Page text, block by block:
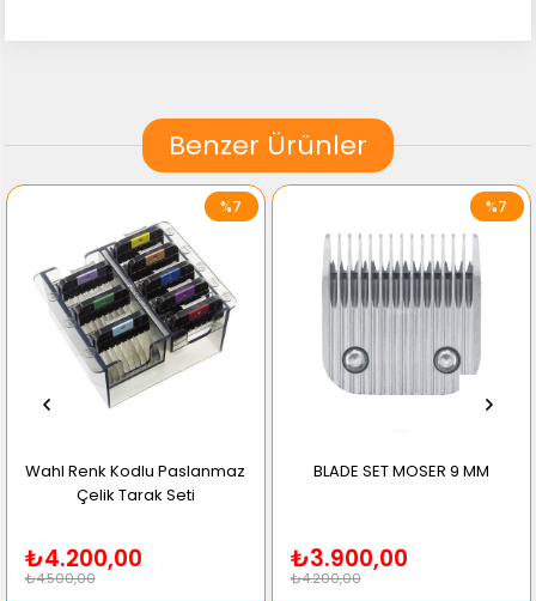
Benzer Ürünler
Wahl Renk Kodlu Paslanmaz
Çelik Tarak Seti
₺4.200,00
₺4.500,00
%7
BLADE SET MOSER 9 MM
₺3.900,00
₺4.200,00
%7